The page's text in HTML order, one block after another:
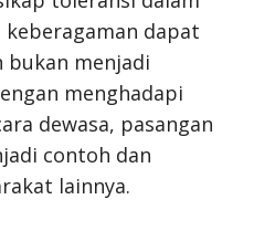
keberagaman dapat
bukan menjadi
menghadapi
dewasa, pasangan
contoh dan
lainnya.